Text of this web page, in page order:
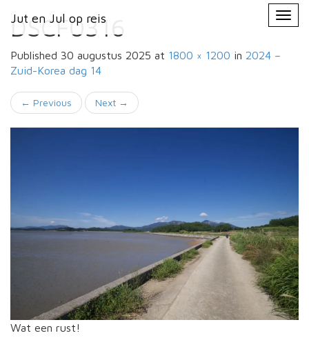
Jut en Jul op reis
Primary
Menu
Jut en Jul op reis
DSCF0316
Published 30 augustus 2025 at 1800 × 1200 in 2024 –
Zuid-Korea dag 14
← Previous Next →
Wat een rust!